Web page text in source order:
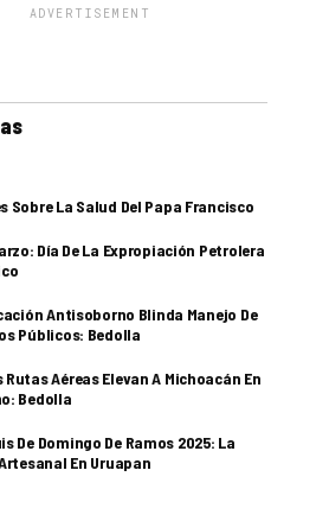
ADVERTISEMENT
Sobre La Salud Del Papa Francisco
Día De La Expropiación Petrolera
Antisoborno Blinda Manejo De
Públicos: Bedolla
Rutas Aéreas Elevan A Michoacán En
Bedolla
De Domingo De Ramos 2025: La
En Uruapan